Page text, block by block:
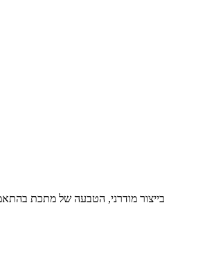
בייצור מודרני, הטבעה של מתכת